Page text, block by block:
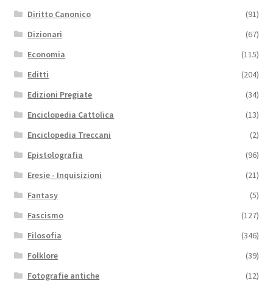
Diritto Canonico
(91)
Dizionari
(67)
Economia
(115)
Editti
(204)
Edizioni Pregiate
(34)
Enciclopedia Cattolica
(13)
Enciclopedia Treccani
(2)
Epistolografia
(96)
Eresie - Inquisizioni
(21)
Fantasy
(5)
Fascismo
(127)
Filosofia
(346)
Folklore
(39)
Fotografie antiche
(12)